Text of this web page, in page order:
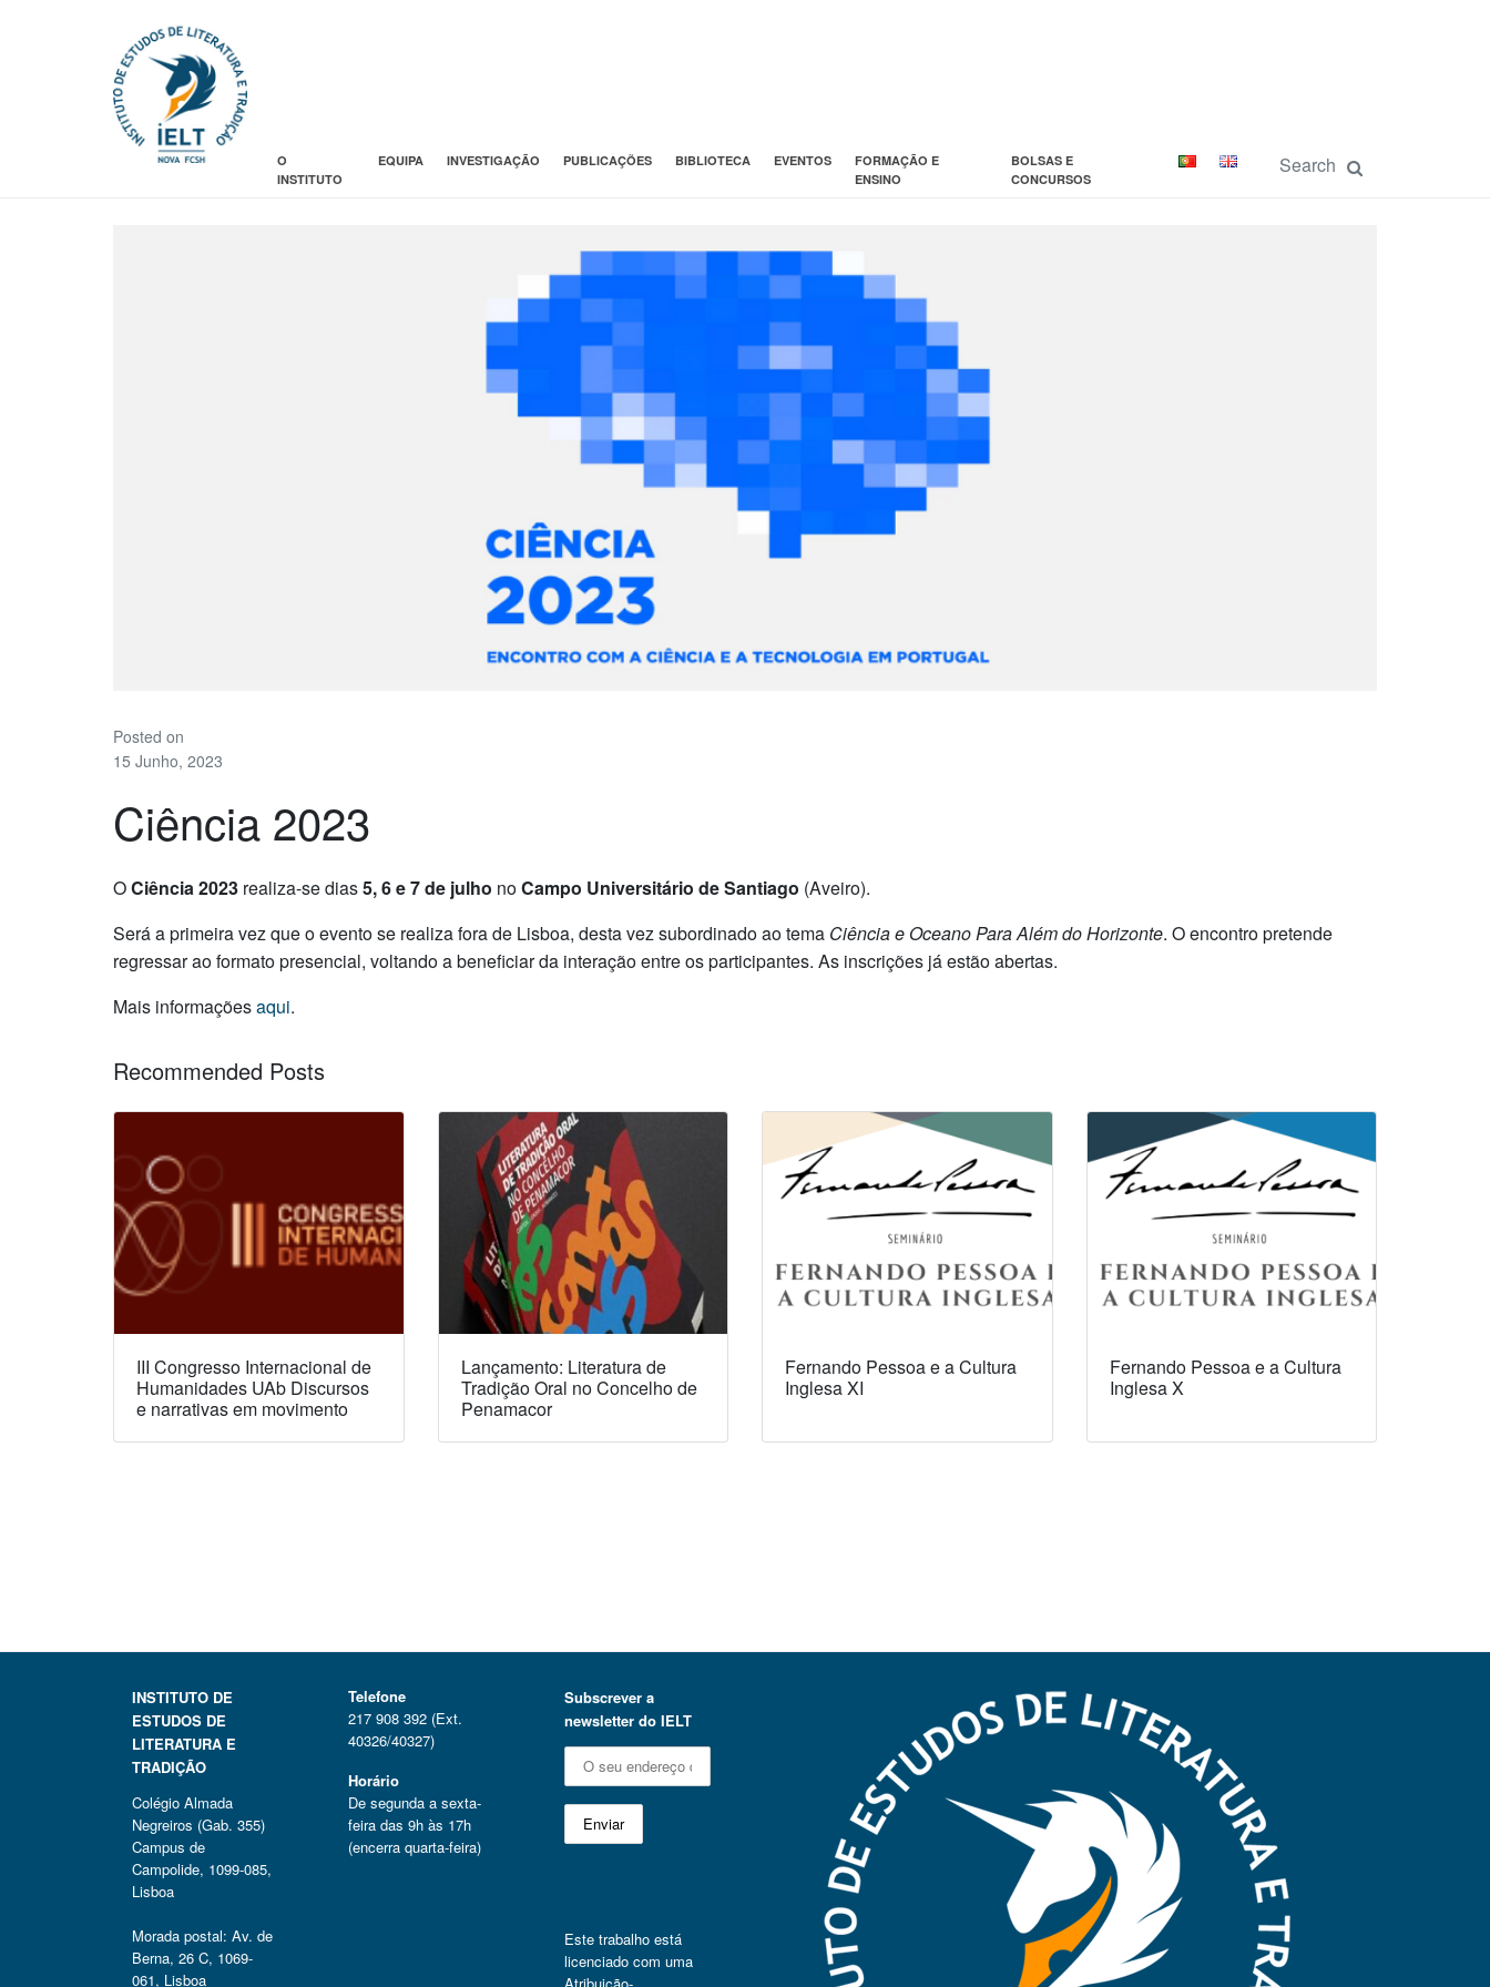
O
INSTITUTO
EQUIPA INVESTIGAÇÃO PUBLICAÇÕES BIBLIOTECA EVENTOS
FORMAÇÃO E
ENSINO
BOLSAS E
CONCURSOS
Posted on
15 Junho, 2023
Ciência 2023
OCiência 2023 realiza-se dias5, 6 e 7 de julho noCampo Universitário de Santiago (Aveiro).
Será a primeira vez que o evento se realiza fora de Lisboa, desta vez subordinado ao tema Ciência e Oceano Para Além do Horizonte. O encontro pretende
regressar ao formato presencial, voltando a beneficiar da interação entre os participantes. As inscrições já estão abertas.
Mais informaçõesaqui.
Recommended Posts
III Congresso Internacional de
Humanidades UAb Discursos
e narrativas em movimento
Lançamento: Literatura de
Tradição Oral no Concelho de
Penamacor
Fernando Pessoa e a Cultura
Inglesa XI
Fernando Pessoa e a Cultura
Inglesa X
INSTITUTO DE
ESTUDOS DE
LITERATURA E
TRADIÇÃO
Colégio Almada
Negreiros (Gab. 355)
Campus de
Campolide, 1099-085,
Lisboa
Morada postal: Av. de
Berna, 26 C, 1069-
061, Lisboa
Telefone
217 908 392 (Ext.
40326/40327)
Horário
De segunda a sexta-
feira das 9h às 17h
(encerra quarta-feira)
Subscrever a
newsletter do IELT
Este trabalho está
licenciado com uma